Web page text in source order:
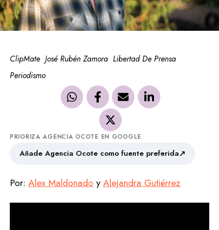
ClipMate José Rubén Zamora Libertad De Prensa
Periodismo
PRIORIZA AGENCIA OCOTE EN GOOGLE
Añade Agencia Ocote como fuente preferida↗
Por: Alex Maldonado yAlejandra Gutiérrez